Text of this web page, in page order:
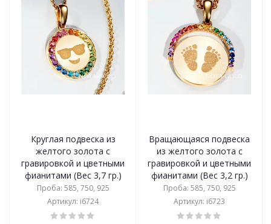
Круглая подвеска из
желтого золота с
гравировкой и цветными
фианитами (Вес 3,7 гр.)
Проба: 585, 750, 925
Артикул: i6724
Вращающаяся подвеска
из желтого золота с
гравировкой и цветными
фианитами (Вес 3,2 гр.)
Проба: 585, 750, 925
Артикул: i6723